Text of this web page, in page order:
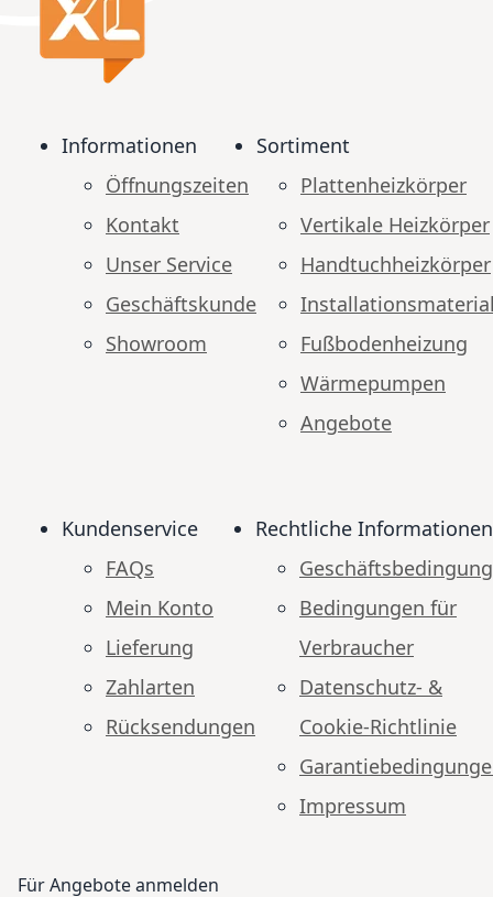
Informationen
Öffnungszeiten
Kontakt
Unser Service
Geschäftskunde
Showroom
Sortiment
Plattenheizkörper
Vertikale Heizkörper
Handtuchheizkörper
Fußbodenheizung
Wärmepumpen
Angebote
Kundenservice
FAQs
Mein Konto
Lieferung
Zahlarten
Rücksendungen
Rechtliche Informationen
Bedingungen für
Verbraucher
Datenschutz- &
Cookie-Richtlinie
Impressum
Für Angebote anmelden